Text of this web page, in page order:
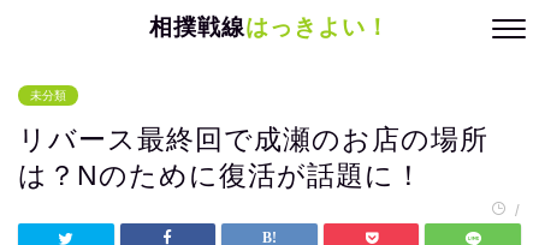
相撲戦線はっきよい！
未分類
リバース最終回で成瀬のお店の場所
は？Nのために復活が話題に！
/